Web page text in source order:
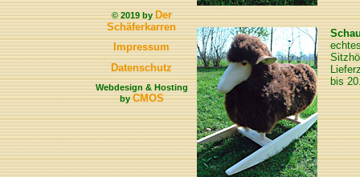
© 2019 byDer
Schäferkarren
Impressum
Datenschutz
Webdesign & Hosting
byCMOS
bis